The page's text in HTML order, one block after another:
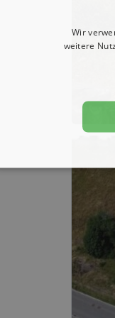
Wir
weitere